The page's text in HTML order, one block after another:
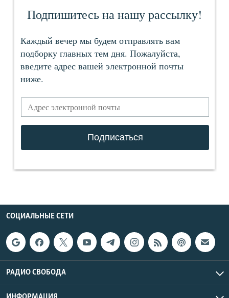
СОЦИАЛЬНЫЕ СЕТИ
РАДИО СВОБОДА